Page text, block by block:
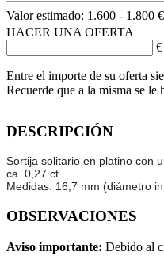
Valor estimado: 1.600 - 1.800 €
HACER UNA OFERTA
€
Entre el importe de su oferta
Recuerde que a la misma se
DESCRIPCIÓN
Sortija solitario en platino con
ca. 0,27 ct.
Medidas: 16,7 mm (diámetro
OBSERVACIONES
Aviso importante: Debido al